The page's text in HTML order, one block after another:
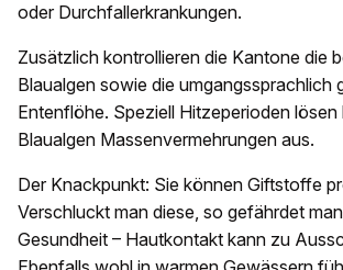
oder Durchfallerkrankungen.
Zusätzlich kontrollieren die Kantone die
Blaualgen sowie die umgangssprachlich
Entenflöhe. Speziell Hitzeperioden lösen
Blaualgen Massenvermehrungen aus.
Der Knackpunkt: Sie können Giftstoffe
Verschluckt man diese, so gefährdet
Gesundheit – Hautkontakt kann zu